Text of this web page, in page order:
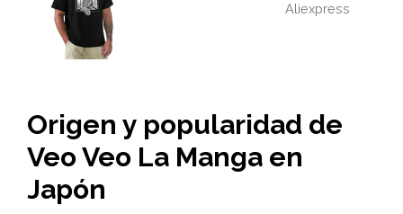
Aliexpress
Origen y popularidad de
Veo Veo La Manga en
Japón